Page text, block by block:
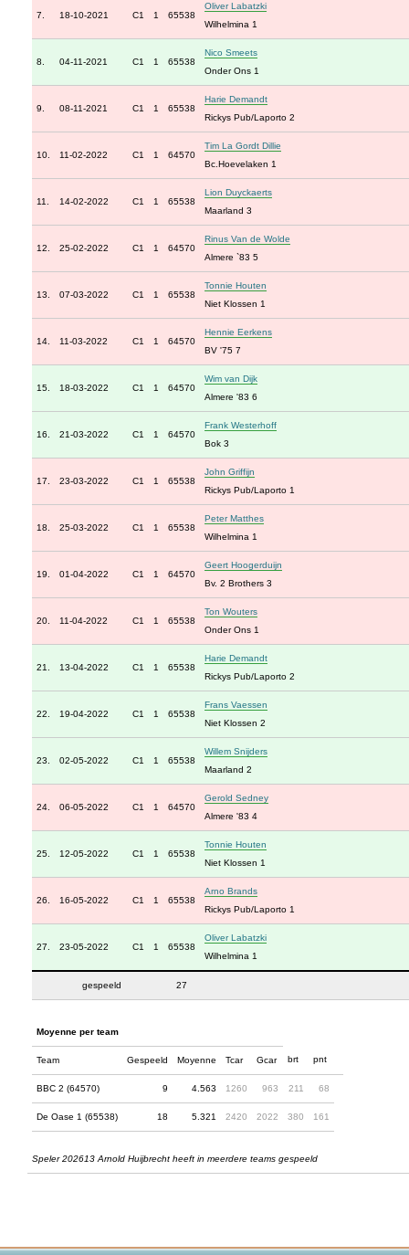
7. 18-10-2021 C1 1 65538
Oliver Labatzki
Wilhelmina 1
8. 04-11-2021 C1 1 65538
Nico Smeets
Onder Ons 1
9. 08-11-2021 C1 1 65538
Harie Demandt
Rickys Pub/Laporto 2
10. 11-02-2022 C1 1 64570
Tim La Gordt Dillie
Bc.Hoevelaken 1
11. 14-02-2022 C1 1 65538
Lion Duyckaerts
Maarland 3
12. 25-02-2022 C1 1 64570
Rinus Van de Wolde
Almere `83 5
13. 07-03-2022 C1 1 65538
Tonnie Houten
Niet Klossen 1
14. 11-03-2022 C1 1 64570
Hennie Eerkens
BV '75 7
15. 18-03-2022 C1 1 64570
Wim van Dijk
Almere '83 6
16. 21-03-2022 C1 1 64570
Frank Westerhoff
Bok 3
17. 23-03-2022 C1 1 65538
John Griffijn
Rickys Pub/Laporto 1
18. 25-03-2022 C1 1 65538
Peter Matthes
Wilhelmina 1
19. 01-04-2022 C1 1 64570
Geert Hoogerduijn
Bv. 2 Brothers 3
20. 11-04-2022 C1 1 65538
Ton Wouters
Onder Ons 1
21. 13-04-2022 C1 1 65538
Harie Demandt
Rickys Pub/Laporto 2
22. 19-04-2022 C1 1 65538
Frans Vaessen
Niet Klossen 2
23. 02-05-2022 C1 1 65538
Willem Snijders
Maarland 2
24. 06-05-2022 C1 1 64570
Gerold Sedney
Almere '83 4
25. 12-05-2022 C1 1 65538
Tonnie Houten
Niet Klossen 1
26. 16-05-2022 C1 1 65538
Arno Brands
Rickys Pub/Laporto 1
27. 23-05-2022 C1 1 65538
Oliver Labatzki
Wilhelmina 1
gespeeld 27
Moyenne per team
Team Gespeeld Moyenne Tcar Gcar brt pnt
BBC 2 (64570) 9 4.563 1260 963 211 68
De Oase 1 (65538) 18 5.321 2420 2022 380 161
Speler 202613 Arnold Huijbrecht heeft in meerdere teams gespeeld